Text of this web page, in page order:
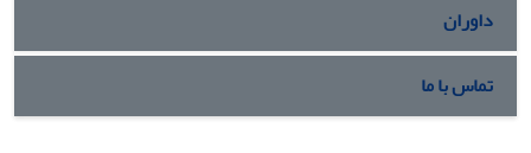
داوران
تماس با ما